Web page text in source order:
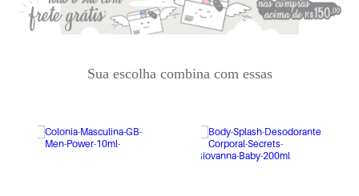
Sua escolha combina com essas